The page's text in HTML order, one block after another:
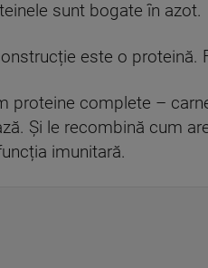
sunt bogate în azot.
este o proteină.
proteine complete –
Și le recombină cum
imunitară.